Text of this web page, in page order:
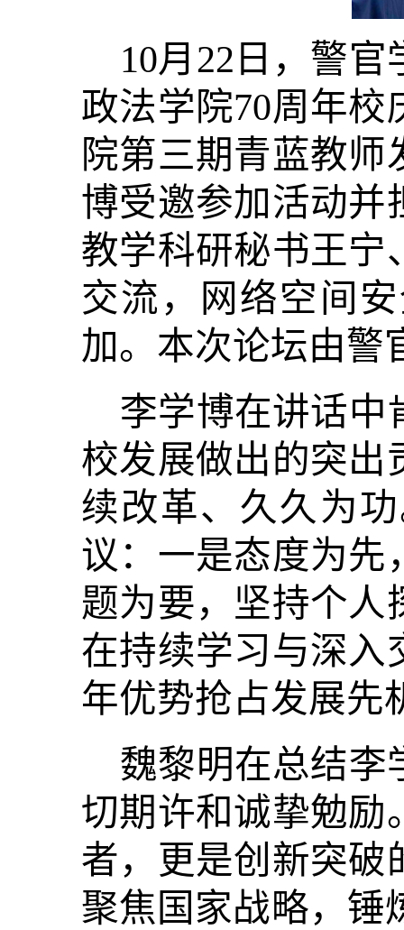
10月22日，警
政法学院70周年
院第三期青蓝教
博受邀参加活动并
教学科研秘书王宁
交流，网络空间
加。本次论坛由警
李学博在讲话中
校发展做出的突出
续改革、久久为
议：一是态度为先
题为要，坚持个人
在持续学习与深入
年优势抢占发展先
魏黎明在总结李
切期许和诚挚勉励
者，更是创新突破
聚焦国家战略，锤